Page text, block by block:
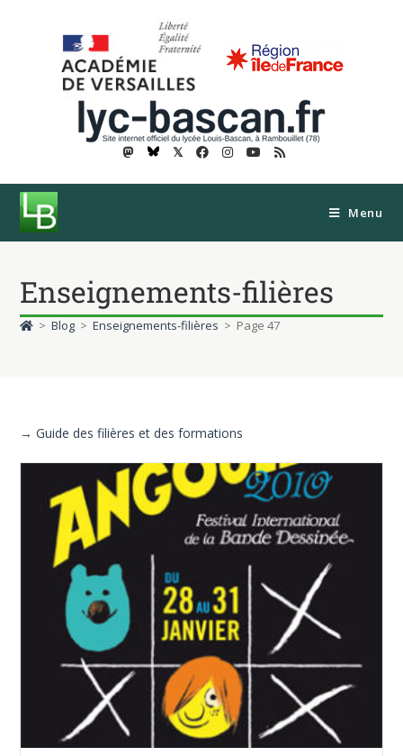
𝕏
Menu
Enseignements-filières
> Blog > Enseignements-filières > Page 47
→Guide des filières et des formations